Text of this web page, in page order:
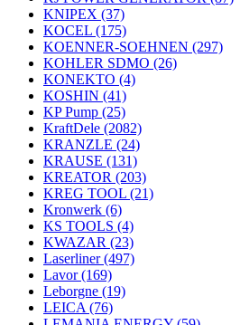
KNIPEX (37)
KOCEL (175)
KOENNER-SOEHNEN (297)
KOHLER SDMO (26)
KONEKTO (4)
KOSHIN (41)
KP Pump (25)
KraftDele (2082)
KRANZLE (24)
KRAUSE (131)
KREATOR (203)
KREG TOOL (21)
Kronwerk (6)
KS TOOLS (4)
KWAZAR (23)
Laserliner(497)
Lavor(169)
Leborgne (19)
LEICA (76)